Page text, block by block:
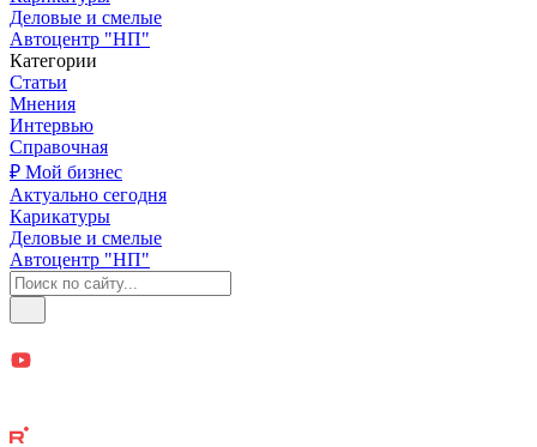
Деловые и смелые
Автоцентр "НП"
Категории
Статьи
Мнения
Интервью
Справочная
₽ Мой бизнес
Актуально сегодня
Карикатуры
Деловые и смелые
Автоцентр "НП"